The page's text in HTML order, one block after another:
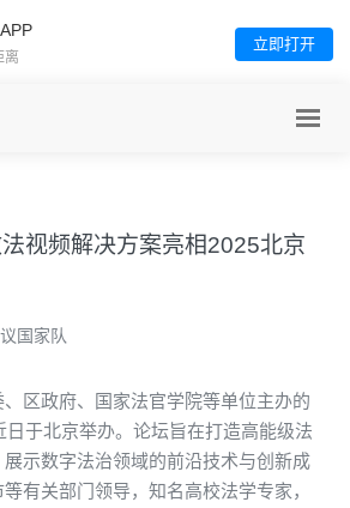
离
立即打开
视频解决方案亮相2025北京
国家队
区政府、 国家法官学院等单位主办的
日于北京举办。论坛旨在打造高能级法
示数字法治领域的前沿技术与创新成
有关部门领导，知名高校法学专家，